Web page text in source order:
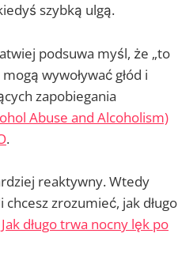
szybką ulgą.
podsuwa myśl, że „to
wywoływać głód i
zapobiegania
Abuse and Alcoholism)
.
reaktywny. Wtedy
zrozumieć, jak długo
Jak długo trwa nocny lęk po